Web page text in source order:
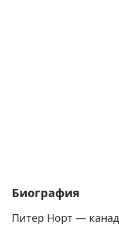
Биография
Питер Норт —